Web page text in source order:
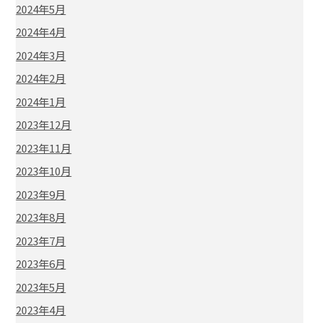
2024年5月
2024年4月
2024年3月
2024年2月
2024年1月
2023年12月
2023年11月
2023年10月
2023年9月
2023年8月
2023年7月
2023年6月
2023年5月
2023年4月